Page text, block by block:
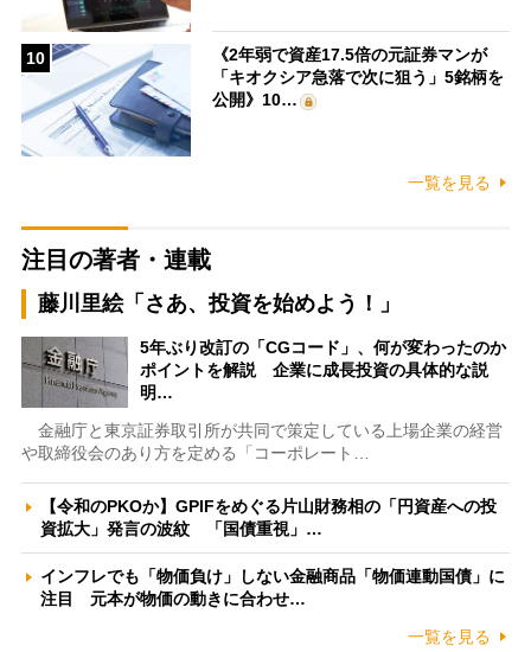
10
《2年弱で資産17.5倍の元証券マンが
「キオクシア急落で次に狙う」5銘柄を
公開》10…
一覧を見る
注目の著者・連載
藤川里絵「さあ、投資を始めよう！」
5年ぶり改訂の「CGコード」、何が変わったのか
ポイントを解説 企業に成長投資の具体的な説
明…
金融庁と東京証券取引所が共同で策定している上場企業の経営
や取締役会のあり方を定める「コーポレート…
【令和のPKOか】GPIFをめぐる片山財務相の「円資産への投
資拡大」発言の波紋 「国債重視」…
インフレでも「物価負け」しない金融商品「物価連動国債」に
注目 元本が物価の動きに合わせ…
一覧を見る